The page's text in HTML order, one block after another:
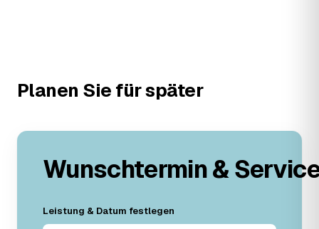
Planen Sie für später
Wunschtermin &
Leistung & Datum festlegen